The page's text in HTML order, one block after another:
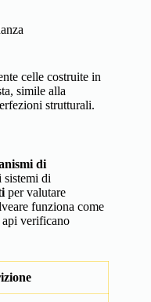
celle costruite in
simile alla
strutturali.
di
sistemi di
per valutare
funziona come
verificano